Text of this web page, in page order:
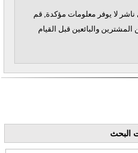
لا يوفر معلومات مؤكدة, قم
المشترين والبائعين قبل القيام
البحث